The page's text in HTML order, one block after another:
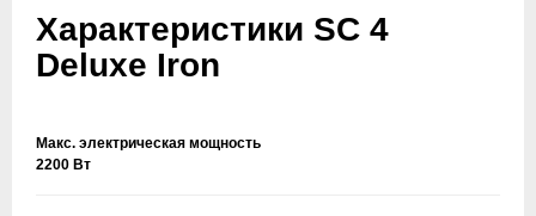
Характеристики SC 4
Deluxe Iron
Макс. электрическая мощность
2200 Вт